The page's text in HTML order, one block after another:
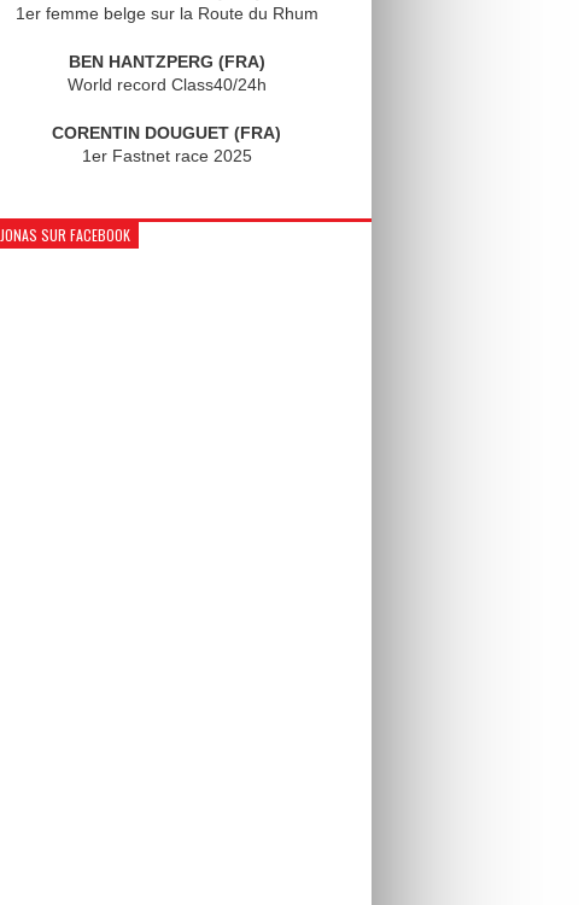
1er femme belge sur la Route du Rhum
BEN HANTZPERG (FRA)
World record Class40/24h
CORENTIN DOUGUET (FRA)
1er Fastnet race 2025
JONAS SUR FACEBOOK